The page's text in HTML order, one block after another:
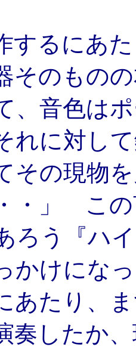
るにあ
そのもの
、音色は
に対し
その現物
・」 この
ろう『ハ
かけにな
たり、
奏したか